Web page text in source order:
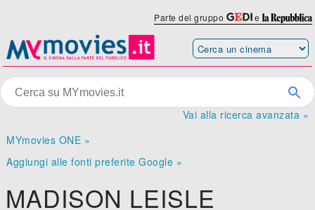
Parte del gruppo e
Vai alla ricerca avanzata »
MYmovies ONE »
Aggiungi alle fonti preferite Google »
MADISON LEISLE